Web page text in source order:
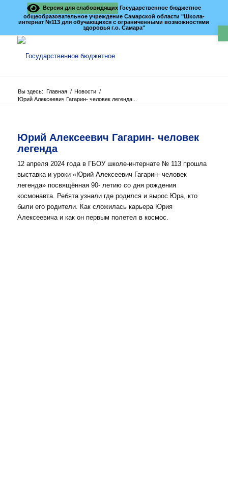
Версия для слабовидящихГосударственное бюджетное
общеобразовательное учреждение Самарской области "Школа-
интернат №113 для обучающихся с ограниченными возможностями
здоровья г.о. Самара"
Вы здесь: Главная / Новости /
Юрий Алексеевич Гагарин- человек легенда...
Юрий Алексеевич Гагарин- человек
легенда
12 апреля 2024 года в ГБОУ школе-интернате № 113 прошла
выставка и уроки «Юрий Алексеевич Гагарин- человек
легенда» посвящённая 90- летию со дня рождения
космонавта. Ребята узнали где родился и вырос Юра, кто
были его родители. Как сложилась карьера Юрия
Алексеевича и как он первым полетел в космос.